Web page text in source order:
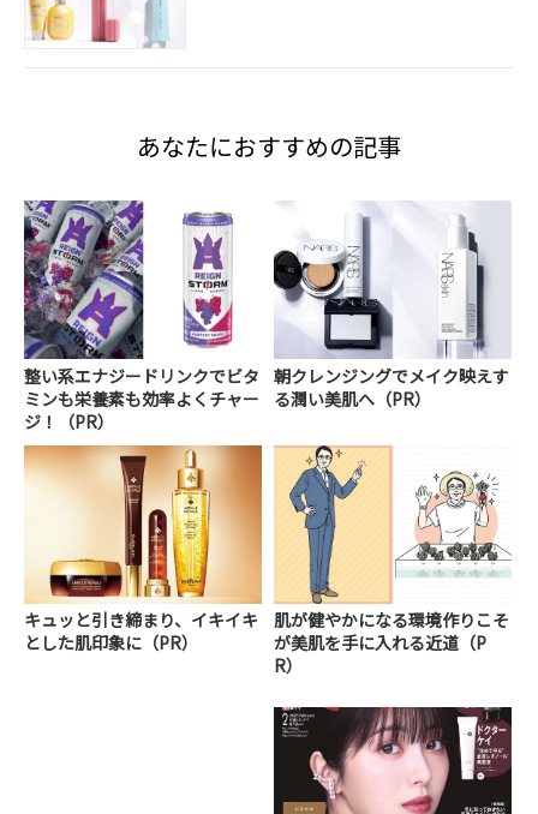
あなたにおすすめの記事
整い系エナジードリンクでビタ
ミンも栄養素も効率よくチャー
ジ！（PR）
朝クレンジングでメイク映えす
る潤い美肌へ（PR）
キュッと引き締まり、イキイキ
とした肌印象に（PR）
肌が健やかになる環境作りこそ
が美肌を手に入れる近道（P
R）